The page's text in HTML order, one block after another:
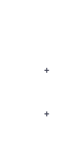
+
+